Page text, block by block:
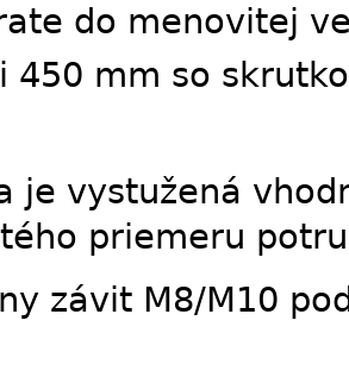
do menovitej
450 mm so
je vystužená
priemeru
závit M8/M10